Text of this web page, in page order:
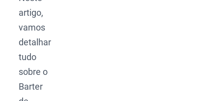
artigo,
vamos
detalhar
tudo
sobre o
Barter